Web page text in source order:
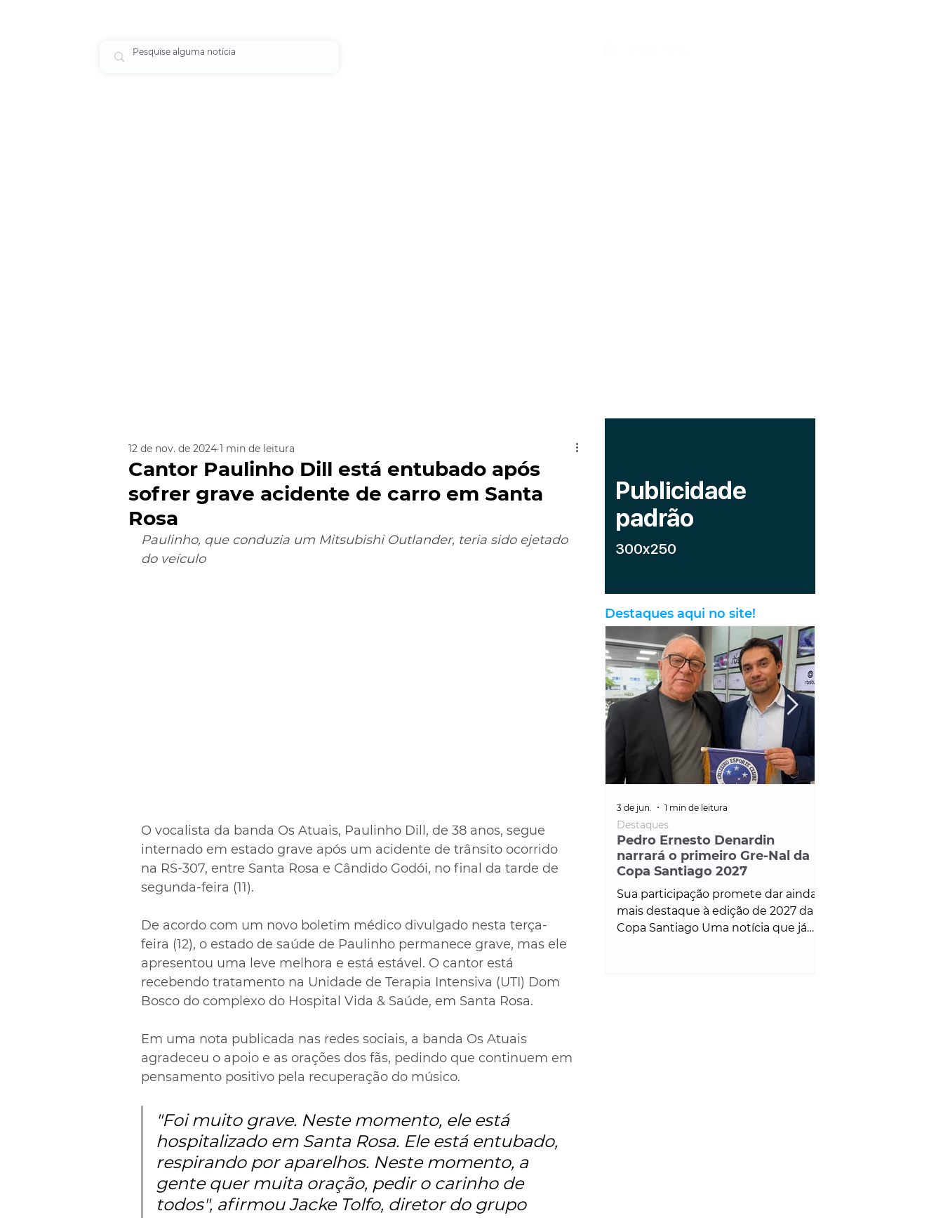
Cantor Paulinho Dill está entubado após
sofrer grave acidente de carro em Santa
Rosa
12 de nov. de 2024 1 min de leitura
Paulinho, que conduzia um Mitsubishi Outlander, teria sido ejetado
do veículo
O vocalista da banda Os Atuais, Paulinho Dill, de 38 anos, segue
internado em estado grave após um acidente de trânsito ocorrido
na RS-307, entre Santa Rosa e Cândido Godói, no final da tarde de
segunda-feira (11).
De acordo com um novo boletim médico divulgado nesta terça-
feira (12), o estado de saúde de Paulinho permanece grave, mas ele
apresentou uma leve melhora e está estável. O cantor está
recebendo tratamento na Unidade de Terapia Intensiva (UTI) Dom
Bosco do complexo do Hospital Vida & Saúde, em Santa Rosa.
Em uma nota publicada nas redes sociais, a banda Os Atuais
agradeceu o apoio e as orações dos fãs, pedindo que continuem em
pensamento positivo pela recuperação do músico.
"Foi muito grave. Neste momento, ele está
hospitalizado em Santa Rosa. Ele está entubado,
respirando por aparelhos. Neste momento, a
gente quer muita oração, pedir o carinho de
todos", afirmou Jacke Tolfo, diretor do grupo
Destaques aqui no site!
Pedro Ernesto Denardin
narrará o primeiro Gre-Nal da
Copa Santiago 2027
Sua participação promete dar ainda
mais destaque à edição de 2027 da
Copa Santiago Uma notícia que já
Destaques
3 de jun. 1 min de leitura